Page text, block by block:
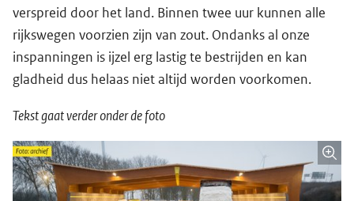
verspreid door het land. Binnen twee uur kunnen alle
rijkswegen voorzien zijn van zout. Ondanks al onze
inspanningen is ijzel erg lastig te bestrijden en kan
gladheid dus helaas niet altijd worden voorkomen.
Tekst gaat verder onder de foto